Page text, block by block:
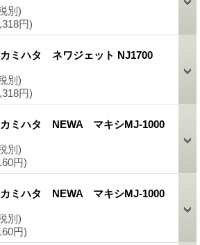
別)
円)
カミハタ ネワジェット NJ1700
別)
円)
カミハタ NEWA マキシMJ-1000
別)
円)
カミハタ NEWA マキシMJ-1000
別)
円)